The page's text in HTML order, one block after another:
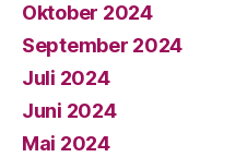
Oktober 2024
September 2024
Juli 2024
Juni 2024
Mai 2024